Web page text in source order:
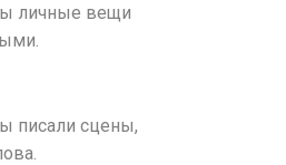
личные вещи
писали сцены,